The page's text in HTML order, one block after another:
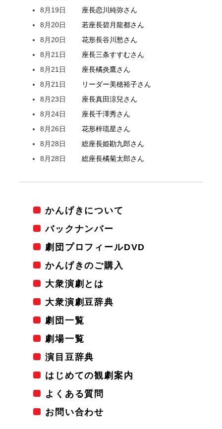
8月19日
座長恋川純弥さん
8月20日
若座長碧月龍都さん
8月20日
花形長谷川愁さん
8月21日
座長三条すすむさん
8月21日
座長橘炎鷹さん
8月21日
リーダー美穂裕子さん
8月23日
座長真田涼兒さん
8月24日
座長千澤秀さん
8月26日
花形梓琉星さん
8月28日
総座長姫勘九郎さん
8月28日
総座長橘菊太郎さん
かんげきについて
バックナンバー
劇団プロフィールDVD
かんげきのご購入
大衆演劇とは
大衆演劇豆辞典
劇団一覧
劇場一覧
演目豆辞典
はじめての観劇案内
よくある質問
お問い合わせ